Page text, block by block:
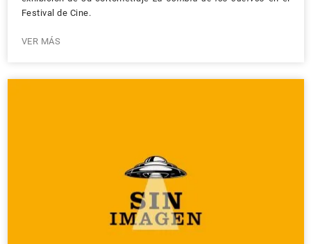
Festival de Cine.
VER MÁS